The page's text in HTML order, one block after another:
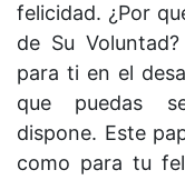
felicidad. ¿Por
de Su
para ti en el
que puedas
dispone. Este
como para tu